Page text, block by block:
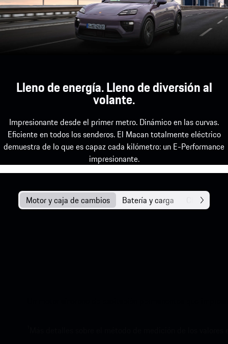
Lleno de energía. Lleno de diversión al
volante.
Impresionante desde el primer metro. Dinámico en las curvas.
Eficiente en todos los senderos. El Macan totalmente eléctrico
demuestra de lo que es capaz cada kilómetro: un E-Performance
impresionante.
Motor y caja de cambios Batería y carga Chasis